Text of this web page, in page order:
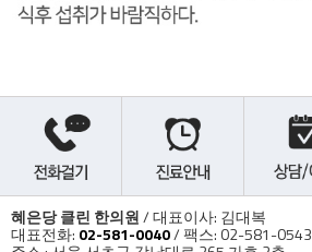
혜은당 클린 한의원/ 대표이사: 김대복
대표전화: 02-581-0040/ 팩스: 02-581-0543